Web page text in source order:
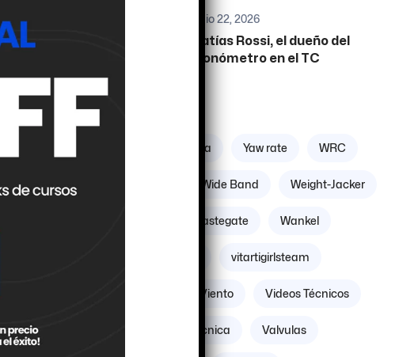
requiere
junio 22, 2026
Matías Rossi, el dueño del
cronómetro en el TC
Zona geográfica Yaw rate WRC
Wide Band Weight-Jacker
Wastegate Wankel
vitartigirlsteam
Viento Videos Técnicos
Verificación Técnica Valvulas